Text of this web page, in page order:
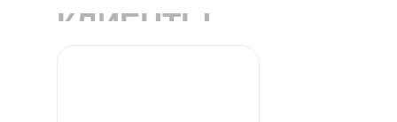
КЛИЕНТЫ